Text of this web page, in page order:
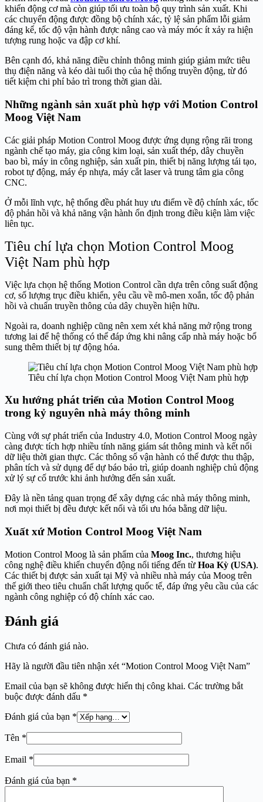
khiển động cơ mà còn giúp tối ưu toàn bộ quy trình sản xuất. Khi
các chuyển động được đồng bộ chính xác, tỷ lệ sản phẩm lỗi giảm
đáng kể, tốc độ vận hành được nâng cao và máy móc ít xảy ra hiện
tượng rung hoặc va đập cơ khí.
Bên cạnh đó, khả năng điều chỉnh thông minh giúp giảm mức tiêu
thụ điện năng và kéo dài tuổi thọ của hệ thống truyền động, từ đó
tiết kiệm chi phí bảo trì trong thời gian dài.
Những ngành sản xuất phù hợp với Motion Control
Moog Việt Nam
Các giải pháp Motion Control Moog được ứng dụng rộng rãi trong
ngành chế tạo máy, gia công kim loại, sản xuất thép, dây chuyền
bao bì, máy in công nghiệp, sản xuất pin, thiết bị năng lượng tái tạo,
robot tự động, máy ép nhựa, máy cắt laser và trung tâm gia công
CNC.
Ở mỗi lĩnh vực, hệ thống đều phát huy ưu điểm về độ chính xác, tốc
độ phản hồi và khả năng vận hành ổn định trong điều kiện làm việc
liên tục.
Tiêu chí lựa chọn Motion Control Moog
Việt Nam phù hợp
Việc lựa chọn hệ thống Motion Control cần dựa trên công suất động
cơ, số lượng trục điều khiển, yêu cầu về mô-men xoắn, tốc độ phản
hồi và chuẩn truyền thông của dây chuyền hiện hữu.
Ngoài ra, doanh nghiệp cũng nên xem xét khả năng mở rộng trong
tương lai để hệ thống có thể đáp ứng khi nâng cấp nhà máy hoặc bổ
sung thêm thiết bị tự động hóa.
Tiêu chí lựa chọn Motion Control Moog Việt Nam phù hợp
Xu hướng phát triển của Motion Control Moog
trong kỷ nguyên nhà máy thông minh
Cùng với sự phát triển của Industry 4.0, Motion Control Moog ngày
càng được tích hợp nhiều tính năng giám sát thông minh và kết nối
dữ liệu thời gian thực. Các thông số vận hành có thể được thu thập,
phân tích và sử dụng để dự báo bảo trì, giúp doanh nghiệp chủ động
xử lý sự cố trước khi ảnh hưởng đến sản xuất.
Đây là nền tảng quan trọng để xây dựng các nhà máy thông minh,
nơi mọi thiết bị đều được kết nối và tối ưu hóa bằng dữ liệu.
Xuất xứ Motion Control Moog Việt Nam
Motion Control Moog là sản phẩm của Moog Inc., thương hiệu
công nghệ điều khiển chuyển động nổi tiếng đến từ Hoa Kỳ (USA).
Các thiết bị được sản xuất tại Mỹ và nhiều nhà máy của Moog trên
thế giới theo tiêu chuẩn chất lượng quốc tế, đáp ứng yêu cầu của các
ngành công nghiệp có độ chính xác cao.
Đánh giá
Chưa có đánh giá nào.
Hãy là người đầu tiên nhận xét “Motion Control Moog Việt Nam”
Email của bạn sẽ không được hiển thị công khai. Các trường bắt
buộc được đánh dấu *
Đánh giá của bạn *
Tên *
Email *
Đánh giá của bạn *